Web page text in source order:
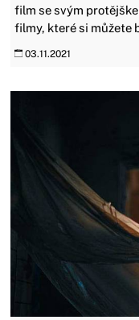
film se svým
filmy, které si můžete
03.11.2021